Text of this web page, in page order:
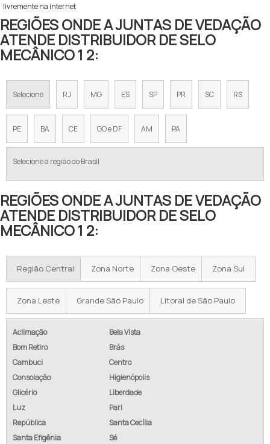
livremente na internet
REGIÕES ONDE A JUNTAS DE VEDAÇÃO
ATENDE DISTRIBUIDOR DE SELO
MECÂNICO 1 2:
Selecione RJ MG ES SP PR SC RS
PE BA CE GO e DF AM PA
Selecione a região do Brasil
REGIÕES ONDE A JUNTAS DE VEDAÇÃO
ATENDE DISTRIBUIDOR DE SELO
MECÂNICO 1 2:
Região Central Zona Norte Zona Oeste Zona Sul
Zona Leste Grande São Paulo Litoral de São Paulo
Aclimação
Bela Vista
Bom Retiro
Brás
Cambuci
Centro
Consolação
Higienópolis
Glicério
Liberdade
Luz
Pari
República
Santa Cecília
Santa Efigênia
Sé